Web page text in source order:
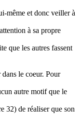
même et donc veiller à
à sa propre
que les autres fassent
le coeur. Pour
autre motif que le
32) de réaliser que son